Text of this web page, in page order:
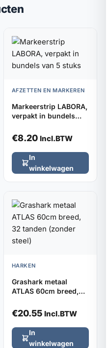
AFZETTEN EN MARKEREN
Markeerstrip LABORA,
verpakt in bundels
€8.20 Incl.BTW
In
winkelwagen
HARKEN
Grashark metaal
ATLAS 60cm breed,
steel)
€20.55 Incl.BTW
In
winkelwagen